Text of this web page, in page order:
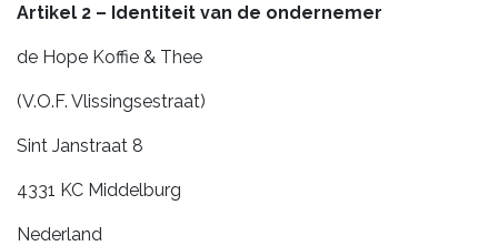
Artikel 2 – Identiteit van de ondernemer
de Hope Koffie & Thee
(V.O.F. Vlissingsestraat)
Sint Janstraat 8
4331 KC Middelburg
Nederland